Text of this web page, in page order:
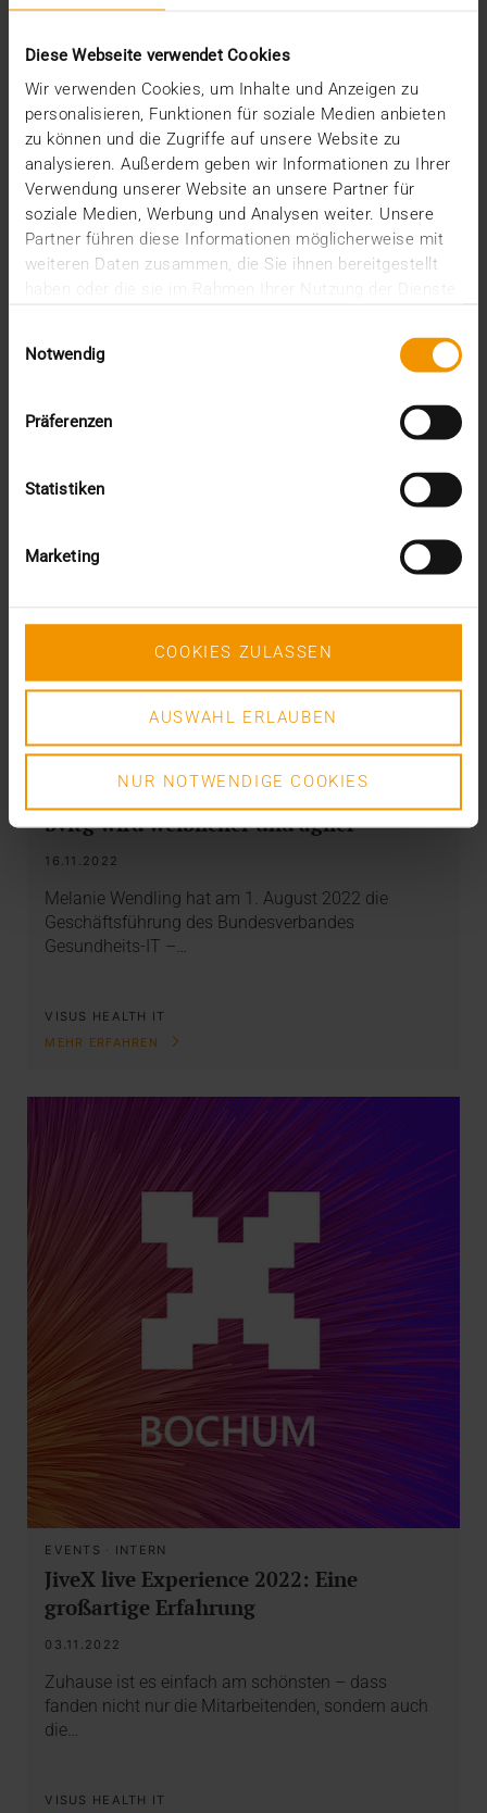
Diese Webseite verwendet Cookies
Wir verwenden Cookies, um Inhalte und Anzeigen zu
personalisieren, Funktionen für soziale Medien anbieten
zu können und die Zugriffe auf unsere Website zu
analysieren. Außerdem geben wir Informationen zu Ihrer
Verwendung unserer Website an unsere Partner für
soziale Medien, Werbung und Analysen weiter. Unsere
Partner führen diese Informationen möglicherweise mit
weiteren Daten zusammen, die Sie ihnen bereitgestellt
Notwendig
Präferenzen
Statistiken
Marketing
COOKIES ZULASSEN
AUSWAHL ERLAUBEN
NUR NOTWENDIGE COOKIES
JiveX Enterprise PACS in der
Universitätsmedizin Rostock
Lange mussten die Mitarbeitenden der
Universitätsmedizin Rostock (UMR) auf ihr neues
PACS warten,…
VISUS HEALTH IT
MEHR ERFAHREN
Wechsel an der Verbandsspitze: Der
bvitg wird weiblicher und agiler
16.11.2022
Melanie Wendling hat am 1. August 2022 die
Geschäftsführung des Bundesverbandes
Gesundheits-IT –…
VISUS HEALTH IT
MEHR ERFAHREN
EVENTS · INTERN
JiveX live Experience 2022: Eine
großartige Erfahrung
03.11.2022
Zuhause ist es einfach am schönsten – dass
fanden nicht nur die Mitarbeitenden, sondern auch
die…
VISUS HEALTH IT